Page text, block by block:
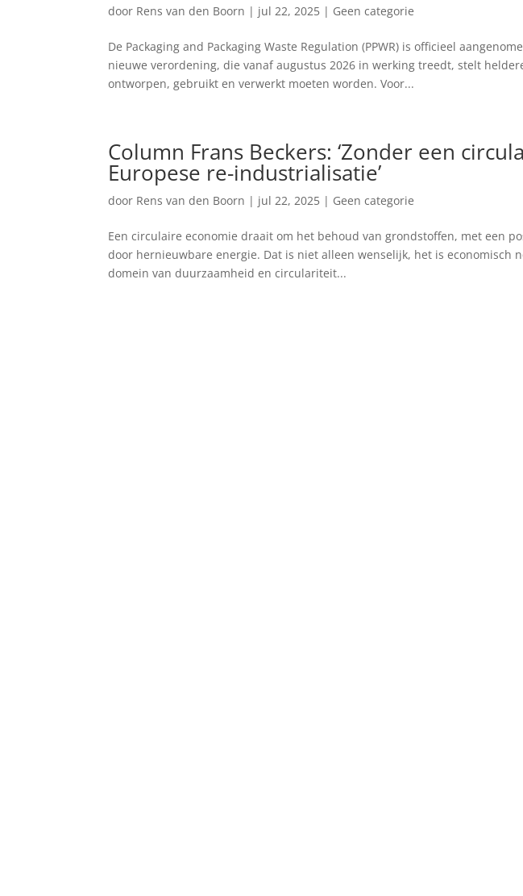
door Rens van den Boorn | jul 22, 2025 | Geen categorie
De Packaging and Packaging Waste Regulation (PPWR) is officieel
nieuwe verordening, die vanaf augustus 2026 in werking treedt, stelt
ontworpen, gebruikt en verwerkt moeten worden. Voor...
Column Frans Beckers: ‘Zonder een
Europese re-industrialisatie’
door Rens van den Boorn | jul 22, 2025 | Geen categorie
Een circulaire economie draait om het behoud van grondstoffen, met een
door hernieuwbare energie. Dat is niet alleen wenselijk, het is economisch
domein van duurzaamheid en circulariteit...